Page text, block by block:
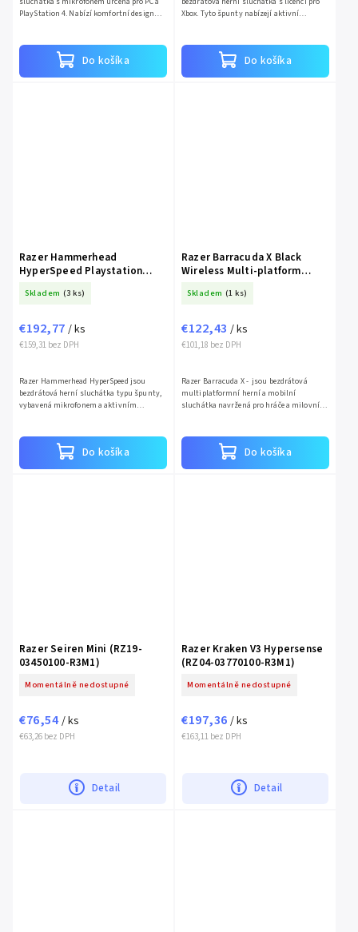
Do košíka
PlayStation 4. Nabízí komfortní design
Do košíka
Xbox. Tyto špunty nabízejí aktivní
Razer Hammerhead
HyperSpeed Playstation
R3G1)
Skladem (3 ks)
€159,31 bez DPH
€192,77 / ks
Do košíka
Razer Hammerhead HyperSpeed jsou
bezdrátová herní sluchátka typu špunty,
vybavená mikrofonem a aktivním
Razer Barracuda X Black
Wireless Multi-platform
Skladem (1 ks)
€101,18 bez DPH
€122,43 / ks
Do košíka
Razer Barracuda X - jsou bezdrátová
multiplatformní herní a mobilní
sluchátka navržená pro hráče a milovníky
Razer Seiren Mini (RZ19-
03450100-R3M1)
Momentálně nedostupné
€63,26 bez DPH
€76,54/ ks
Detail
Razer Kraken V3 Hypersense
(RZ04-03770100-R3M1)
Momentálně nedostupné
€163,11 bez DPH
€197,36 / ks
Detail